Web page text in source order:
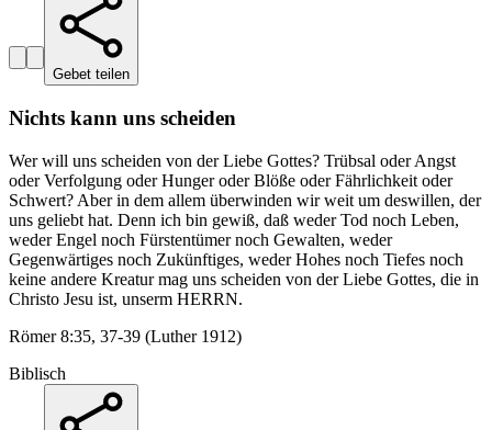
Gebet teilen
Nichts kann uns scheiden
Wer will uns scheiden von der Liebe Gottes? Trübsal oder Angst
oder Verfolgung oder Hunger oder Blöße oder Fährlichkeit oder
Schwert? Aber in dem allem überwinden wir weit um deswillen, der
uns geliebt hat. Denn ich bin gewiß, daß weder Tod noch Leben,
weder Engel noch Fürstentümer noch Gewalten, weder
Gegenwärtiges noch Zukünftiges, weder Hohes noch Tiefes noch
keine andere Kreatur mag uns scheiden von der Liebe Gottes, die in
Christo Jesu ist, unserm HERRN.
Römer 8:35, 37-39 (Luther 1912)
Biblisch